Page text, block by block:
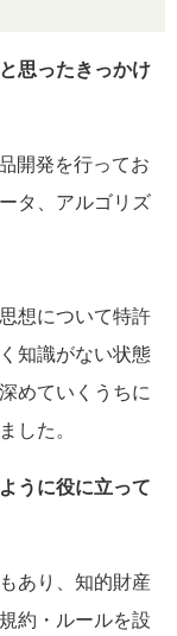
思ったきっかけ
開発を行ってお
タ、アルゴリズ
想について特許
知識がない状態
めていくうちに
した。
うに役に立って
あり、知的財産
約・ルールを設